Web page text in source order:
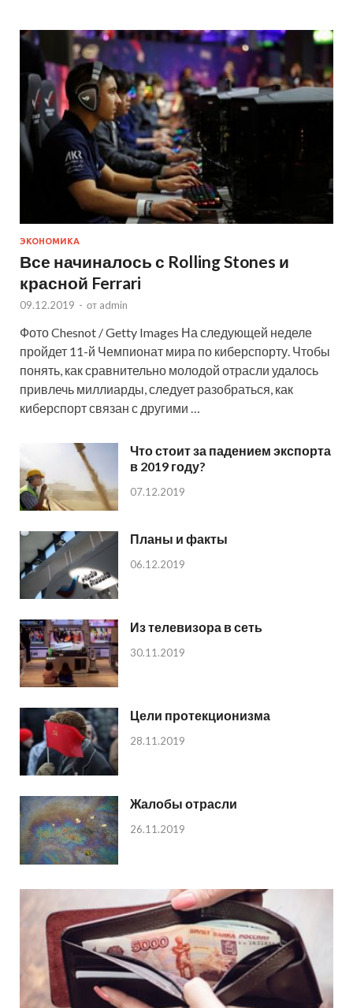
ЭКОНОМИКА
Все начиналось с Rolling Stones и
красной Ferrari
09.12.2019 - от admin
Фото Chesnot / Getty Images На следующей неделе
пройдет 11-й Чемпионат мира по киберспорту. Чтобы
понять, как сравнительно молодой отрасли удалось
привлечь миллиарды, следует разобраться, как
киберспорт связан с другими …
Что стоит за падением экспорта
в 2019 году?
07.12.2019
Планы и факты
06.12.2019
Из телевизора в сеть
30.11.2019
Цели протекционизма
28.11.2019
Жалобы отрасли
26.11.2019